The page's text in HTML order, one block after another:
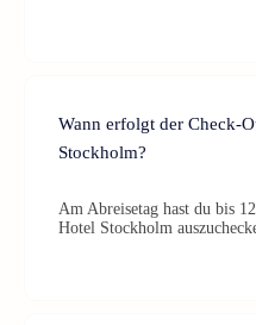
Wann erfolgt der Check-
Stockholm?
Am Abreisetag hast du bis
Hotel Stockholm